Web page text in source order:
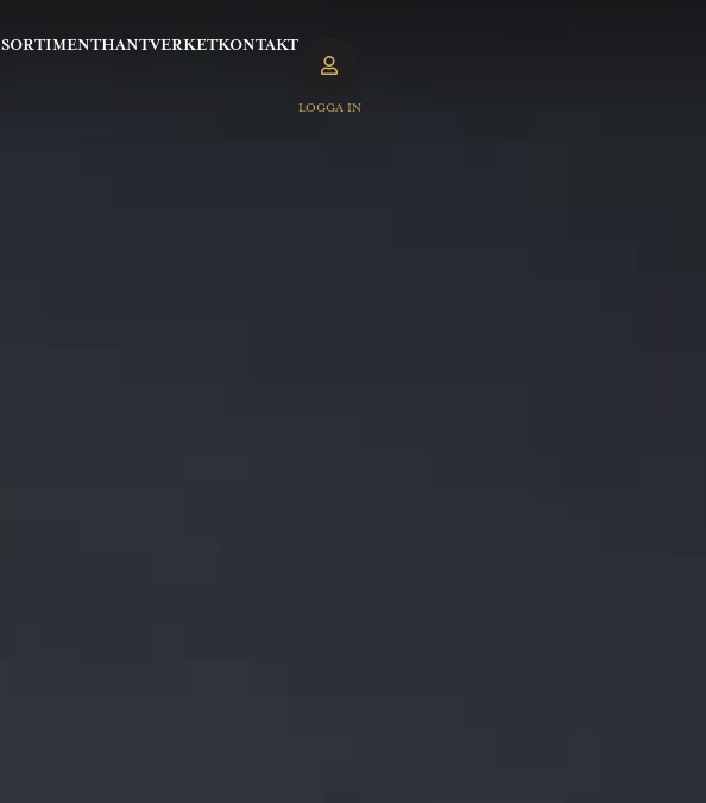
SORTIMENTHANTVERKETKONTAKT
LOGGA IN